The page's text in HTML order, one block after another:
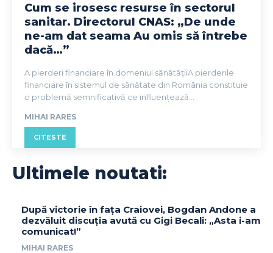
Cum se irosesc resurse în sectorul
sanitar. Directorul CNAS: „De unde
ne-am dat seama Au omis să întrebe
dacă…”
A pierderi financiare în domeniul sănătățiiA pierderile
financiare în sistemul de sănătate din România constituie
o problemă semnificativă ce influențează...
MIHAI RARES
CITESTE
Ultimele noutati:
După victorie în fața Craiovei, Bogdan Andone a
dezvăluit discuția avută cu Gigi Becali: „Asta i-am
comunicat!”
MIHAI RARES